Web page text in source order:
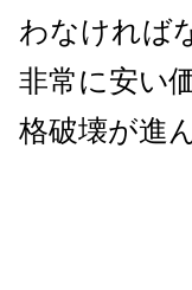
わなければ
非常に安い
格破壊が進